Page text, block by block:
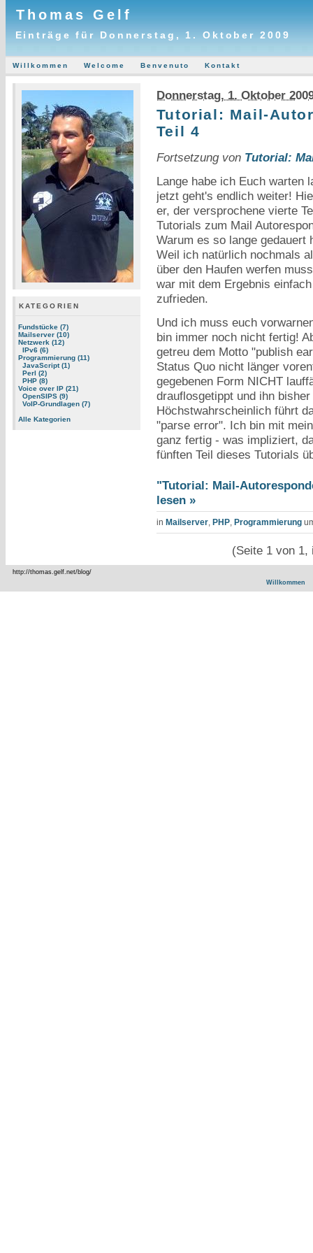
Thomas Gelf
Einträge für Donnerstag, 1. Oktober 2009
Willkommen Welcome Benvenuto Kontakt
KATEGORIEN
Fundstücke (7)
Mailserver (10)
Netzwerk (12)
IPv6 (6)
Programmierung (11)
JavaScript (1)
Perl (2)
PHP (8)
Voice over IP (21)
OpenSIPS (9)
VoIP-Grundlagen (7)
Alle Kategorien
Donnerstag, 1. Oktober
Tutorial: Mail-
Teil 4
Fortsetzung von Tutorial:
Lange habe ich Euch warten
jetzt geht's endlich weiter!
er, der versprochene vierte
Tutorials zum Mail
Warum es so lange gedauert
Weil ich natürlich nochmals
über den Haufen werfen
war mit dem Ergebnis
zufrieden.
Und ich muss euch
bin immer noch nicht fertig!
getreu dem Motto "publish
Status Quo nicht länger
gegebenen Form NICHT
drauflosgetippt und ihn
Höchstwahrscheinlich führt
"parse error". Ich bin mit
ganz fertig - was impliziert,
fünften Teil dieses Tutorials
"Tutorial: Mail-
lesen »
in Mailserver, PHP, Programmierung
(Seite 1 von 1,
http://thomas.gelf.net/blog/
Willkommen